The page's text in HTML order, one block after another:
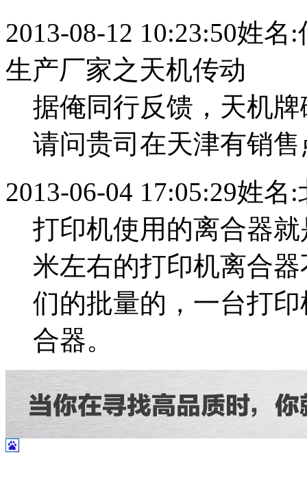
2013-08-12 10:23:50姓名:
生产厂家之天机传动
据俺同行反馈，天机
请问贵司在天津有销
2013-06-04 17:05:29姓名:
打印机使用的离合器
米左右的打印机离合
们的批量的，一台打
合器。